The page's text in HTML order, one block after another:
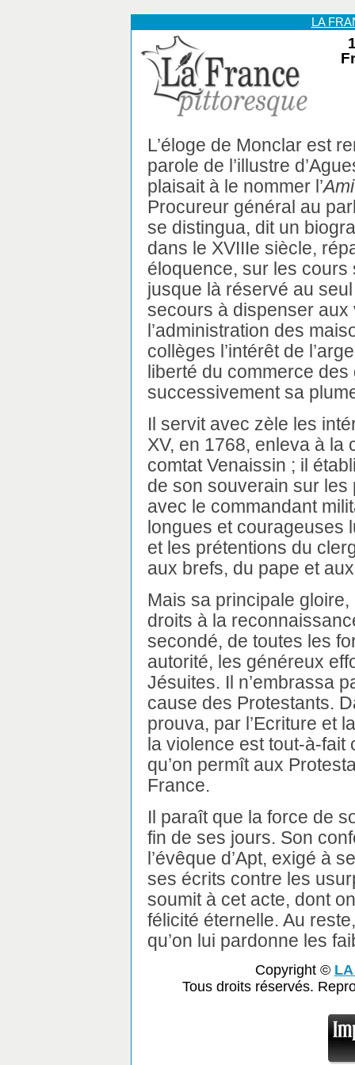
LA
L’éloge de Monclar est
parole de l’illustre
plaisait à le nommer l’
Procureur général au
se distingua, dit un
dans le XVIIIe siècle,
éloquence, sur les
jusque là réservé au
secours à dispenser
l’administration des
collèges l’intérêt de
liberté du commerce
successivement sa
Il servit avec zèle les
XV, en 1768, enleva à la
comtat Venaissin ; il
de son souverain sur
avec le commandant
longues et courageuses
et les prétentions du
aux brefs, du pape et
Mais sa principale
droits à la
secondé, de toutes les
autorité, les généreux
Jésuites. Il n’embrassa
cause des Protestants.
prouva, par l’Ecriture et
la violence est tout-à-fait
qu’on permît aux
France.
Il paraît que la force de
fin de ses jours. Son
l’évêque d’Apt, exigé à
ses écrits contre les
soumit à cet acte, dont
félicité éternelle. Au
qu’on lui pardonne les
Copyright ©
Tous droits réservés.